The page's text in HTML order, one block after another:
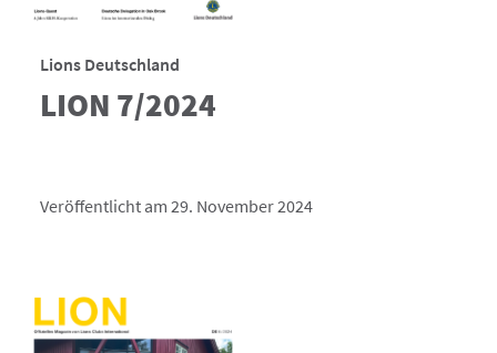
Lions Deutschland
LION 7/2024
Veröffentlicht am 29. November 2024